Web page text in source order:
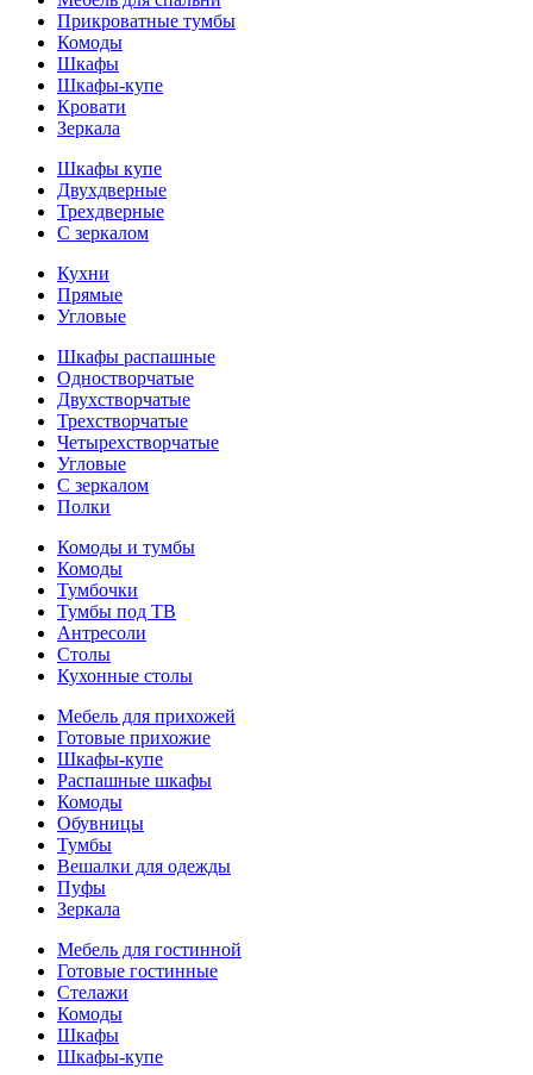
Прикроватные тумбы
Комоды
Шкафы
Шкафы-купе
Кровати
Зеркала
Шкафы купе
Двухдверные
Трехдверные
С зеркалом
Кухни
Прямые
Угловые
Шкафы распашные
Одностворчатые
Двухстворчатые
Трехстворчатые
Четырехстворчатые
Угловые
С зеркалом
Полки
Комоды и тумбы
Комоды
Тумбочки
Тумбы под ТВ
Антресоли
Столы
Кухонные столы
Мебель для прихожей
Готовые прихожие
Шкафы-купе
Распашные шкафы
Комоды
Обувницы
Тумбы
Вешалки для одежды
Пуфы
Зеркала
Мебель для гостинной
Готовые гостинные
Стелажи
Комоды
Шкафы
Шкафы-купе